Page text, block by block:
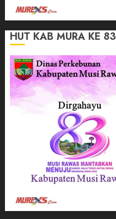
HUT KAB MURA KE 83